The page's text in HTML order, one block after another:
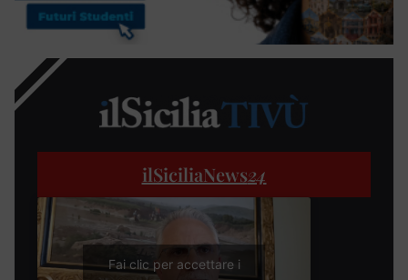
ilSiciliaNews24
Fai clic per accettare i